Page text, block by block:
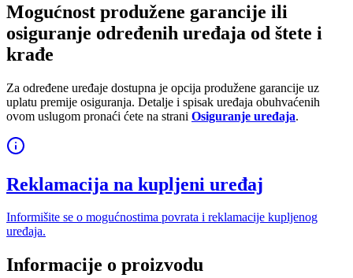
Mogućnost produžene garancije ili
osiguranje određenih uređaja od štete i
krađe
Za određene uređaje dostupna je opcija produžene garancije uz
uplatu premije osiguranja. Detalje i spisak uređaja obuhvaćenih
ovom uslugom pronaći ćete na strani Osiguranje uređaja.
Reklamacija na kupljeni uređaj
Informišite se o mogućnostima povrata i reklamacije kupljenog
uređaja.
Informacije o proizvodu